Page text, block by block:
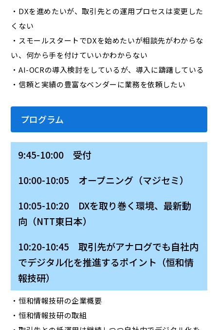
・DXを進めたいが、取引先との運用プロセスは変更した
くない
・スモールスタートでDXを始めたいが相談先がわからな
い、何から手を付けていいかわからない
・AI-OCRの導入検討をしているが、導入に躊躇している
・信頼と実績の豊富なベンダーに業務を依頼したい
プログラム
9:45-10:00 受付
10:00-10:05 オープニング（マジセミ）
10:05-10:20 DXを取り巻く環境、最新動
向（NTT東日本）
10:20-10:45 取引先がアナログでも自社内
でデジタル化を推進するポイント（恒和情
報技研）
・恒和情報技研の企業概要
・恒和情報技研の取組